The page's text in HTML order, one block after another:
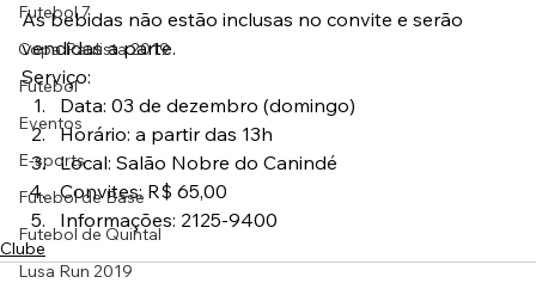
Futebol 7
Copa Paulista 2019
Futebol
Eventos
E-sports
Futebol de Base
Futebol de Quintal
Lusa Run 2019
As bebidas não estão inclusas no convite e serão
vendidas a parte.
Serviço:
Data: 03 de dezembro (domingo)
Horário: a partir das 13h
Local: Salão Nobre do Canindé
Convites: R$ 65,00
Informações: 2125-9400
Clube